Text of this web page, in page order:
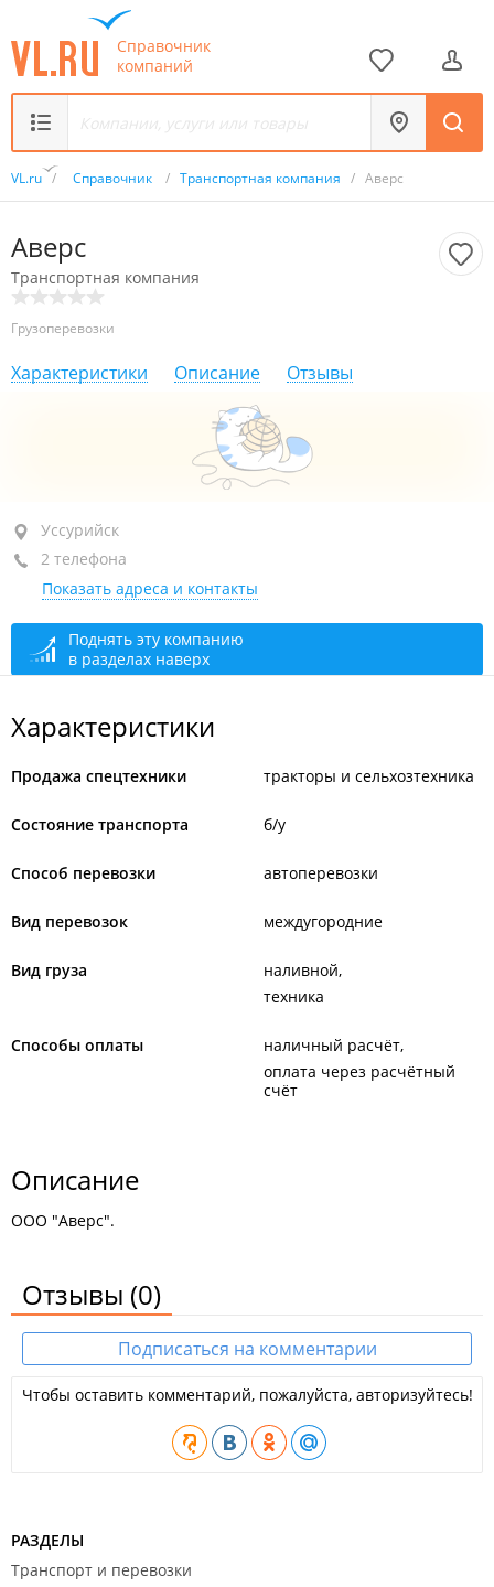
Справочник
компаний
VL.ru / Справочник / Транспортная компания / Аверс
Аверс
Транспортная компания
Грузоперевозки
Характеристики Описание Отзывы
Уссурийск, ул. Мельничная, 2
кв. 135
+7 902 050-25-55
+7 902 050-23-33
сегодня закрыто
Уссурийск
2 телефона
Показать адреса и контакты
Поднять эту компанию
в разделах наверх
Характеристики
Продажа спецтехники тракторы и сельхозтехника
Состояние транспорта б/у
Способ перевозки автоперевозки
Вид перевозок междугородние
Вид груза
наливной
техника
Способы оплаты
наличный расчёт
оплата через расчётный
счёт
Описание
ООО "Аверс".
Отзывы (0)
Подписаться на комментарии
Чтобы оставить комментарий, пожалуйста, авторизуйтесь!
РАЗДЕЛЫ
Транспорт и перевозки